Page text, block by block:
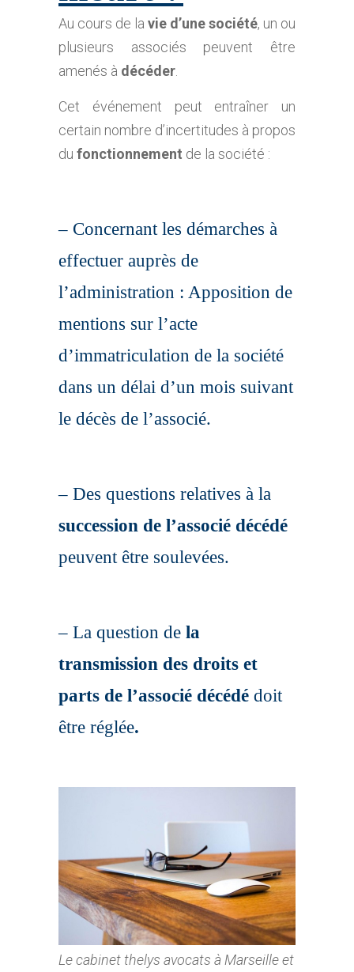
Au cours de la vie d’une société, un ou
plusieurs associés peuvent être
amenés à décéder
Cet événement peut entraîner un
certain nombre d’incertitudes à propos
du fonctionnement de la société :
– Concernant les démarches à
effectuer auprès de
l’administration : Apposition de
mentions sur l’acte
d’immatriculation de la société
dans un délai d’un mois suivant
le décès de l’associé.
– Des questions relatives à la
succession de l’associé décédé
peuvent être soulevées.
– La question de la
transmission des droits et
parts de l’associé décédé doit
être réglée.
Le cabinet thelys avocats à Marseille et